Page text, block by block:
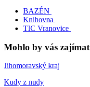
BAZÉN
Knihovna
TIC Vranovice
Mohlo by vás zajímat
Jihomoravský kraj
Kudy z nudy